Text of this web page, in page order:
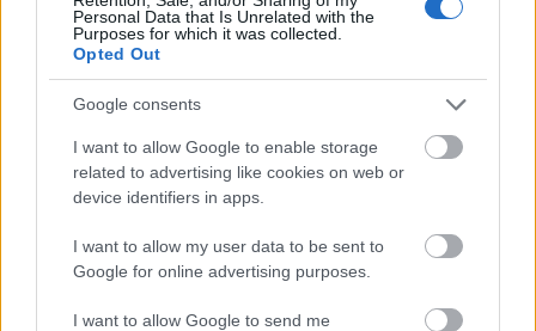
Personal Data that Is Unrelated with the
Purposes for which it was collected.
Opted Out
Google consents
I want to allow Google to enable storage
related to advertising like cookies on web or
device identifiers in apps.
I want to allow my user data to be sent to
Google for online advertising purposes.
I want to allow Google to send me
Διαβάζονται αυτή τη στιγμή
Πυρόπληκτοι: Ποιοι δικαιούνται έως 6.000 ευρώ,
Τρίτη χρονιά με διεθνές ρεκόρ εσόδων για τη
Πώς μπορείτε να βγείτε νωρίτερα στη σύνταξη
- Οι 3 κινήσεις που πρέπει να γίνουν εγκαίρως